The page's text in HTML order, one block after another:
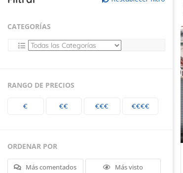
CATEGORÍAS
RANGO DE PRECIOS
€ €€ €€€ €€€€
ORDENAR POR
Más comentados Más visto